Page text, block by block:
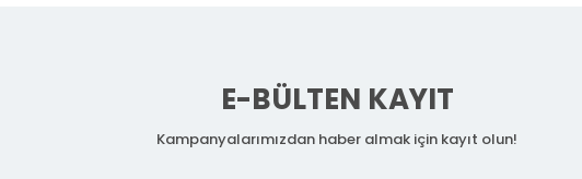
E-BÜLTEN KAYIT
Kampanyalarımızdan haber almak için kayıt olun!